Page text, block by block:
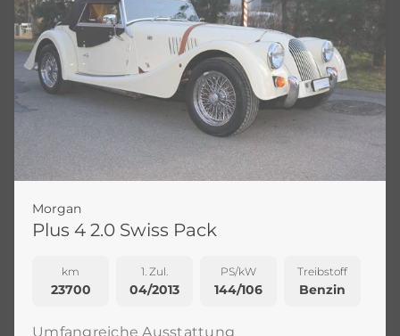
Morgan
Plus 4 2.0 Swiss Pack
km
23700
1. Zul.
04/2013
PS/kW
144/106
Treibstoff
Benzin
Umfangreiche Ausstattung